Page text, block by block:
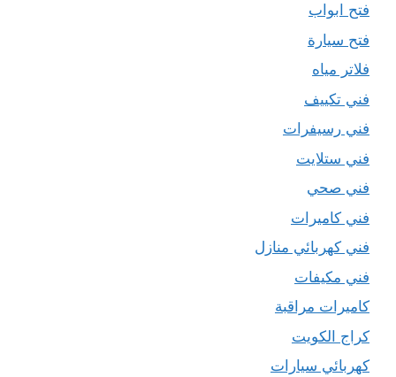
فتح ابواب
فتح سيارة
فلاتر مياه
فني تكييف
فني رسيفرات
فني ستلايت
فني صحي
فني كاميرات
فني كهربائي منازل
فني مكيفات
كاميرات مراقبة
كراج الكويت
كهربائي سيارات